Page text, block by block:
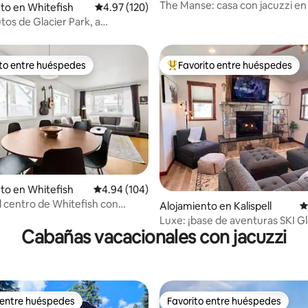
de 5, 215 reseñas
en Whitefish Calificación promedio: 4.97 de 5, 120 reseñas
4.97 (120)
de Glacier Park, a
The Manse: casa con jacuzzi
de 5, 111 reseñas
huéspedes preferido
entre huéspedes
en Whitefish Calificación promedio: 4.94 de 5, 104 reseñas
4.94 (104)
centro de Whitefish con
Favorito entre huéspedes
Favorito entre huéspedes
Alojamiento en Kalispell
Luxe: ¡base de aventuras SKI
Haus, jacuzzi!
Cabañas vacacionales con jacuzzi
huéspedes Favorito entre huéspedes